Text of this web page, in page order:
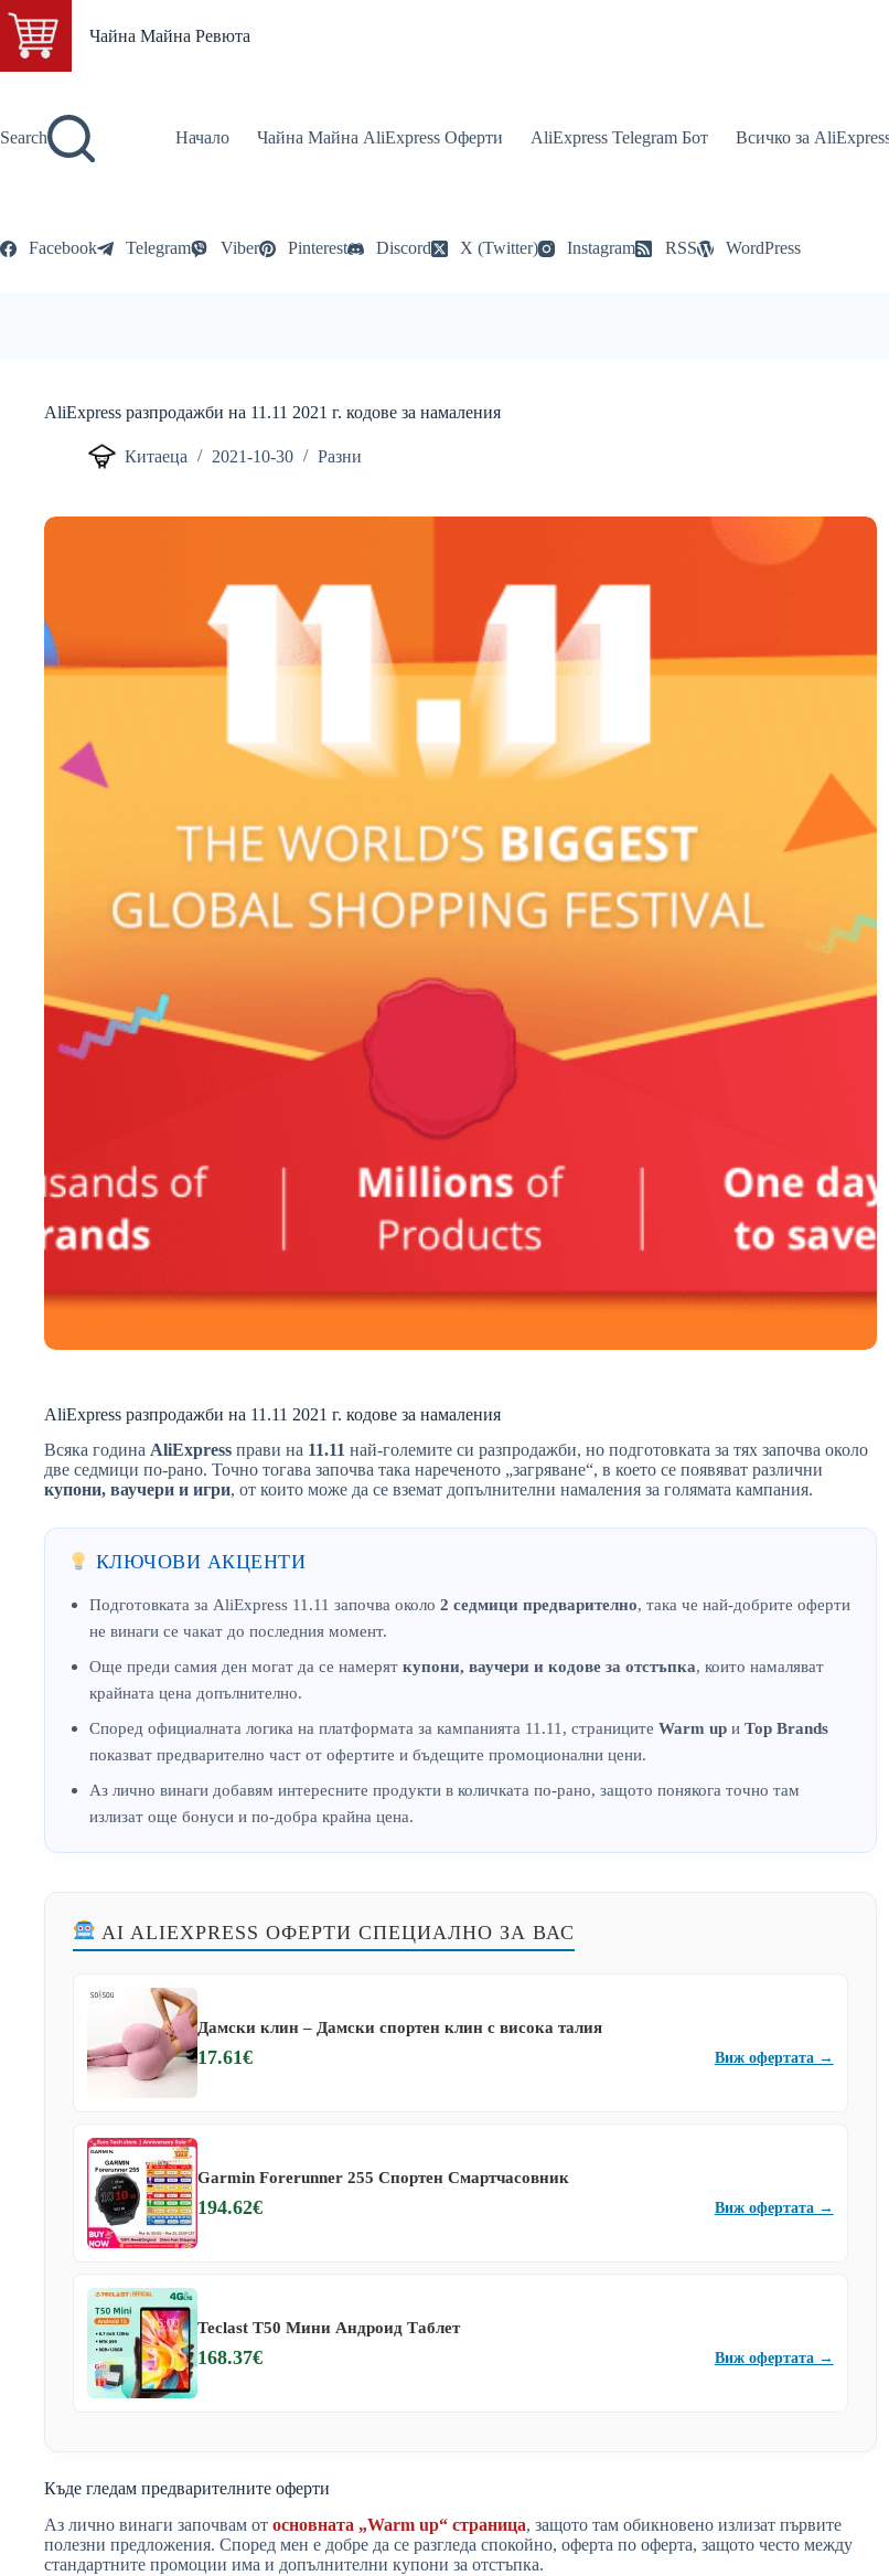
Skip
content
Чайна Майна Ревюта
Search Начало Чайна Майна AliExpress Оферти AliExpress Telegram Бот Всичко за
Facebook Telegram Viber Pinterest Discord X (Twitter) Instagram RSS WordPress
AliExpress разпродажби на 11.11 2021 г. кодове за намаления
Китаеца 2021-10-30 Разни
AliExpress разпродажби на 11.11 2021 г. кодове за намаления
Всяка година AliExpress прави на 11.11 най-големите си разпродажби, но подготовката за тях започва около
две седмици по-рано. Точно тогава започва така нареченото „загряване“, в което се появяват различни
купони, ваучери и игри, от които може да се вземат допълнителни намаления за голямата кампания.
КЛЮЧОВИ АКЦЕНТИ
Подготовката за AliExpress 11.11 започва около 2 седмици предварително, така че най-добрите оферти
не винаги се чакат до последния момент.
Още преди самия ден могат да се намерят купони, ваучери и кодове за отстъпка, които намаляват
крайната цена допълнително.
Според официалната логика на платформата за кампанията 11.11, страниците Warm up и Top Brands
показват предварително част от офертите и бъдещите промоционални цени.
Аз лично винаги добавям интересните продукти в количката по-рано, защото понякога точно там
излизат още бонуси и по-добра крайна цена.
AI ALIEXPRESS ОФЕРТИ СПЕЦИАЛНО ЗА ВАС
Дамски клин – Дамски спортен клин с висока талия
17.61€ Виж офертата →
Garmin Forerunner 255 Спортен Смартчасовник
194.62€ Виж офертата →
Teclast T50 Мини Андроид Таблет
168.37€ Виж офертата →
Къде гледам предварителните оферти
Аз лично винаги започвам от основната „Warm up“ страница, защото там обикновено излизат първите
полезни предложения. Според мен е добре да се разгледа спокойно, оферта по оферта, защото често между
стандартните промоции има и допълнителни купони за отстъпка.